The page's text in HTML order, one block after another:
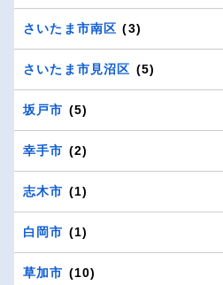
さいたま市南区 (3)
さいたま市見沼区 (5)
坂戸市 (5)
幸手市 (2)
志木市 (1)
白岡市 (1)
草加市 (10)